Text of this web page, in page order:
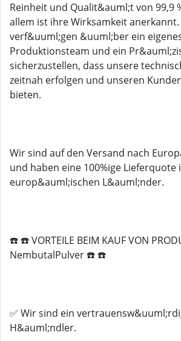
Reinheit und Qualit&auml;t von 99,9
allem ist ihre Wirksamkeit
verf&uuml;gen &uuml;ber ein
Produktionsteam und ein
sicherzustellen, dass unsere
zeitnah erfolgen und unseren
bieten.
Wir sind auf den Versand nach
und haben eine 100%ige Lieferquote
europ&auml;ischen L&auml;nder.
☎️ ☎️ VORTEILE BEIM KAUF VON
NembutalPulver ☎️ ☎️
✅ Wir sind ein
H&auml;ndler.